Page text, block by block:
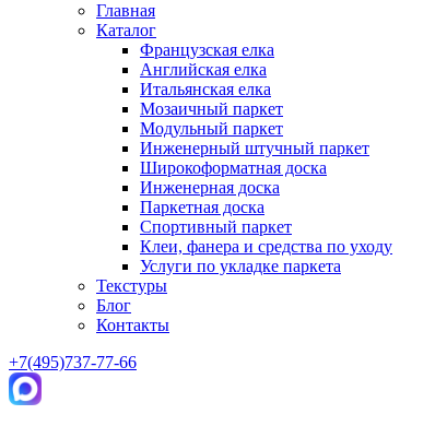
Главная
Каталог
Французская елка
Английская елка
Итальянская елка
Мозаичный паркет
Модульный паркет
Инженерный штучный паркет
Широкоформатная доска
Инженерная доска
Паркетная доска
Спортивный паркет
Клеи, фанера и средства по уходу
Услуги по укладке паркета
Текстуры
Блог
Контакты
+7(495)737-77-66